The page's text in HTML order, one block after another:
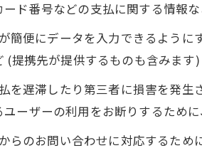
ード番号などの支払に関する情報
簡便にデータを入力できるよう
(提携先が提供するものも含みます
を遅滞したり第三者に損害を発
ユーザーの利用をお断りするため
らのお問い合わせに対応するた